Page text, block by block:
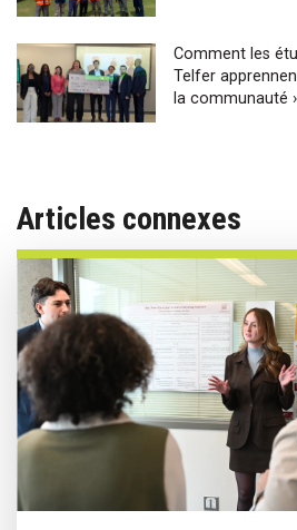
Comment les
Telfer
la communauté ›
Articles connexes